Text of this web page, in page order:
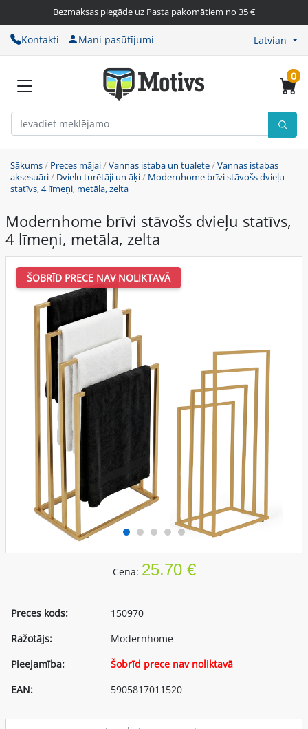
Bezmaksas piegāde uz Pasta pakomātiem no 35 €
Kontakti Mani pasūtījumi Latvian
0
Sākums/ Preces mājai/Vannas istaba un tualete/Vannas istabas
aksesuāri/ Dvielu turētāji un āķi/ Modernhome brīvi stāvošs dvieļu
statīvs, 4 līmeņi, metāla, zelta
Modernhome brīvi stāvošs dvieļu statīvs,
4 līmeņi, metāla, zelta
ŠOBRĪD PRECE NAV NOLIKTAVĀ
Cena: 25.70 €
Preces kods:
150970
Ražotājs:
Modernhome
Pieejamība:
Šobrīd prece nav noliktavā
EAN:
5905817011520